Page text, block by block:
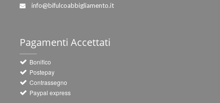
info@bifulcoabbigliamento.it
Pagamenti Accettati
Bonifico
Postepay
Contrassegno
Paypal express